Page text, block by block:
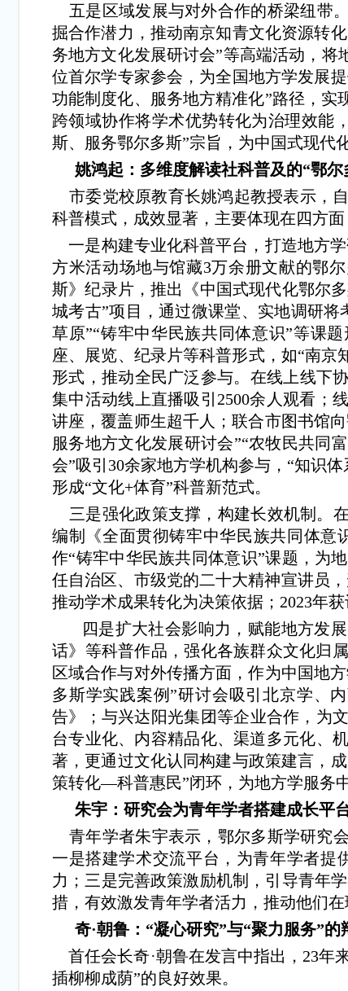
五是区域发展与对外合作的桥梁纽带
掘合作潜力，推动南京知青文化资源转
务地方文化发展研讨会”等高端活动，将
位首尔学专家参会，为全国地方学发展
功能制度化、服务地方精准化”路径，
跨领域协作将学术优势转化为治理效能
斯、服务鄂尔多斯”宗旨，为中国式现代
姚鸿起：多维度解读社科普及的“鄂尔
市委党校原教育长姚鸿起教授表示，
科普模式，成效显著，主要体现在四方面
一是构建专业化科普平台，打造地方
方米活动场地与馆藏3万余册文献的鄂
斯》纪录片，推出《中国式现代化鄂尔
城考古”项目，通过微课堂、实地调研
草原”“铸牢中华民族共同体意识”等课
座、展览、纪录片等科普形式，如“南
形式，推动全民广泛参与。在线上线下
集中活动线上直播吸引2500余人观看；
讲座，覆盖师生超千人；联合市图书馆
服务地方文化发展研讨会”“农牧民共同
会”吸引30余家地方学机构参与，“知识
形成“文化+体育”科普新范式。
三是强化政策支撑，构建长效机制。
编制《全面贯彻铸牢中华民族共同体意
作“铸牢中华民族共同体意识”课题，为
任自治区、市级党的二十大精神宣讲员
推动学术成果转化为决策依据；2023年
四是扩大社会影响力，赋能地方发
话》等科普作品，强化各族群众文化归
区域合作与对外传播方面，作为中国地
多斯学实践案例”研讨会吸引北京学、
告》；与兴达阳光集团等企业合作，为
台专业化、内容精品化、渠道多元化、
著，更通过文化认同构建与政策建言，
策转化—科普惠民”闭环，为地方学服务
朱宇：研究会为青年学者搭建成长平
青年学者朱宇表示，鄂尔多斯学研究
一是搭建学术交流平台，为青年学者提
力；三是完善政策激励机制，引导青年
措，有效激发青年学者活力，推动他们
奇·朝鲁：“凝心研究”与“聚力服务”的
首任会长奇·朝鲁在发言中指出，23年
插柳柳成荫”的良好效果。